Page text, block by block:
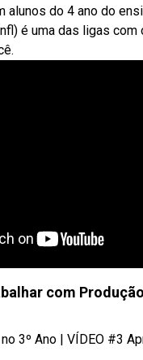
alunos do 4 ano do
é uma das ligas
com
3º Ano | VÍDEO #3